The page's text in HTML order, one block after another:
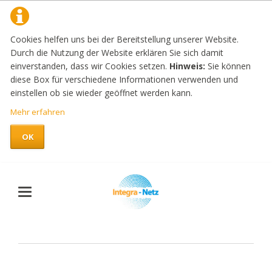
Cookies helfen uns bei der Bereitstellung unserer Website.
Durch die Nutzung der Website erklären Sie sich damit
einverstanden, dass wir Cookies setzen. Hinweis: Sie können
diese Box für verschiedene Informationen verwenden und
einstellen ob sie wieder geöffnet werden kann.
Mehr erfahren
OK